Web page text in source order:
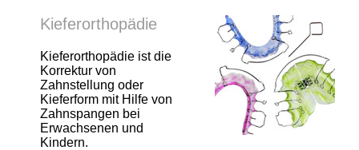
Kieferorthopädie
Kieferorthopädie ist die
Korrektur von
Zahnstellung oder
Kieferform mit Hilfe von
Zahnspangen bei
Erwachsenen und
Kindern.